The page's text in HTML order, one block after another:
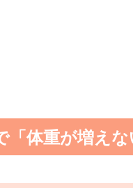
「体重が増え